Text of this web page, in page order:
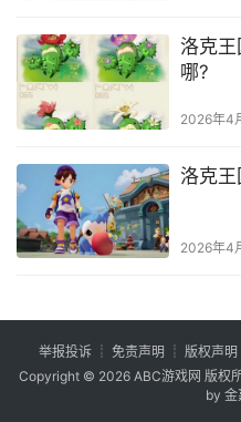
洛克
哪?
2026年4
洛克
2026年4
举报投诉 ┊ 免责声明 ┊ 版权声明
Copyright © 2026 ABC游戏网 版权
by 金